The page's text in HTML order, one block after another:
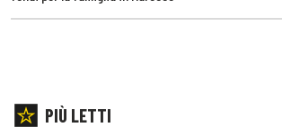
PIÙ LETTI